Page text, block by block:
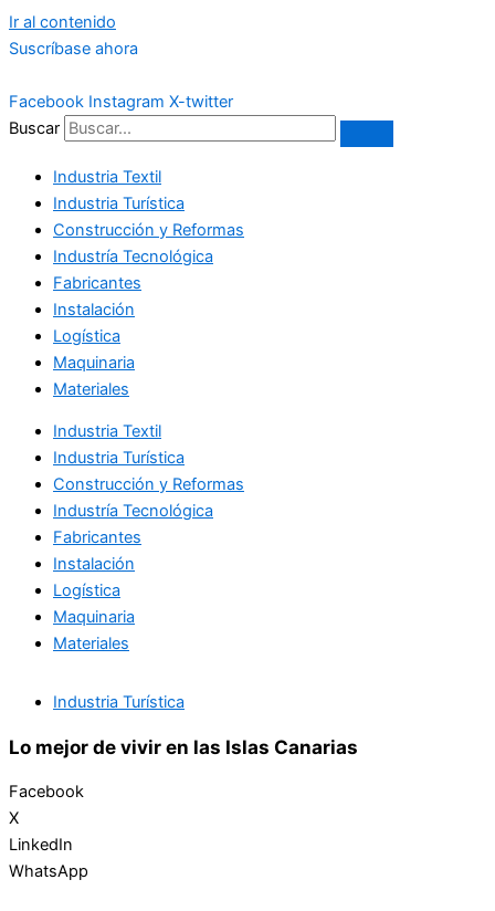
Ir al contenido
Suscríbase ahora
Facebook Instagram X-twitter
Buscar
Industria Textil
Industria Turística
Construcción y Reformas
Industría Tecnológica
Fabricantes
Instalación
Logística
Maquinaria
Materiales
Industria Textil
Industria Turística
Construcción y Reformas
Industría Tecnológica
Fabricantes
Instalación
Logística
Maquinaria
Materiales
Industria Turística
Lo mejor de vivir en las Islas Canarias
Facebook
X
LinkedIn
WhatsApp